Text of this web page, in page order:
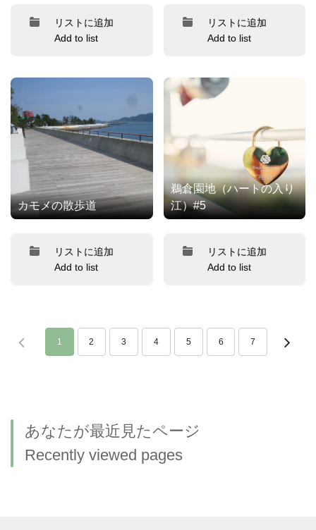
リストに追加
Add to list
リストに追加
Add to list
カモメの散歩道
リストに追加
Add to list
鵜倉園地（ハートの入り
江）#5
リストに追加
Add to list
1 2 3 4 5 6 7
あなたが最近見たページ
Recently viewed pages